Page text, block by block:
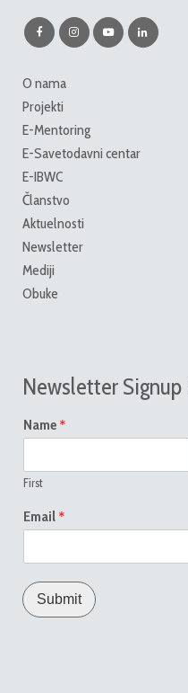
O nama
Projekti
E-Mentoring
E-Savetodavni centar
E-IBWC
Članstvo
Aktuelnosti
Newsletter
Mediji
Obuke
Newsletter Signup
Name *
First
Email *
Submit